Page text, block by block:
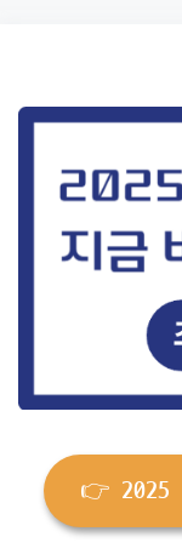
content
👉 2025